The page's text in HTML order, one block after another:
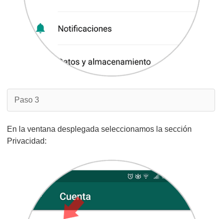
Paso 3
En la ventana desplegada seleccionamos la sección
Privacidad: